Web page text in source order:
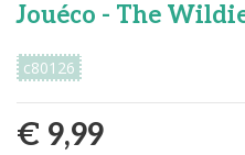
Jouéco - The
c80126
€ 9,99